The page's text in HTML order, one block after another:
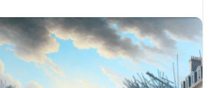
na tle konkurencji, ale także
zaufanie i lojalność odbiorców.
lektury, aby poznać wszystkie
jakie dają żakardowe wszywki
prestiżowego brandu.